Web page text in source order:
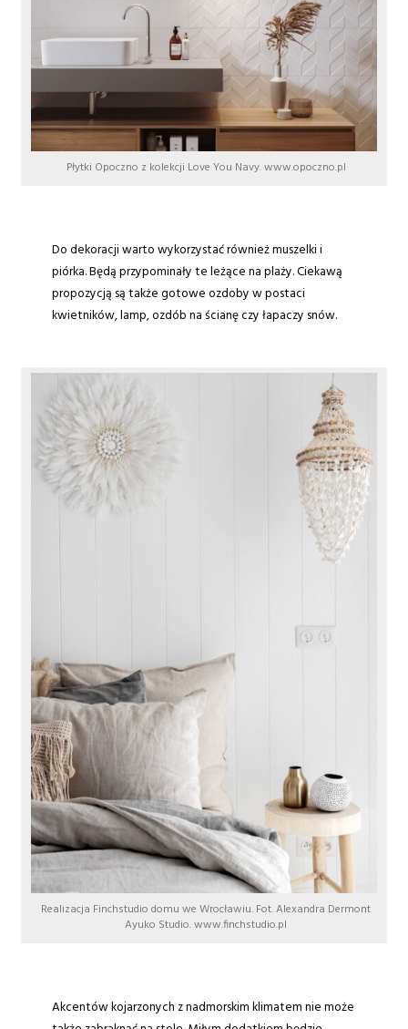
Płytki Opoczno z kolekcji Love You Navy. www.opoczno.pl
Do dekoracji warto wykorzystać również muszelki i
piórka. Będą przypominały te leżące na plaży. Ciekawą
propozycją są także gotowe ozdoby w postaci
kwietników, lamp, ozdób na ścianę czy łapaczy snów.
Realizacja Finchstudio domu we Wrocławiu. Fot. Alexandra Dermont
Ayuko Studio. www.finchstudio.pl
Akcentów kojarzonych z nadmorskim klimatem nie może